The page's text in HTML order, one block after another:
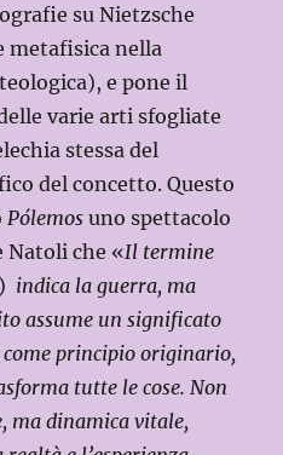
su Nietzsche
metafisica nella
e pone il
varie arti sfogliate
stessa del
del concetto. Questo
Pólemosuno spettacolo
Natoli che «Il termine
indica la guerra, ma
assume un significato
principio originario,
tutte le cose. Non
ma dinamica vitale,